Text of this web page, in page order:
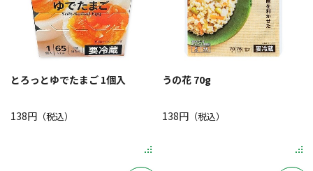
とろっとゆでたまご 1個入
138円 （税込）
うの花 70g
138円（税込）